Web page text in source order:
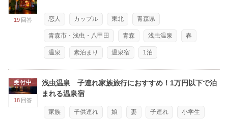
19 回答 恋人 カップル 東北 青森県
青森市・浅虫・八甲田 青森 浅虫温泉 春
温泉 素泊まり 温泉宿 1泊
受付中
18 回答
浅虫温泉 子連れ家族旅行におすすめ！1万円以下で泊
まれる温泉宿
家族 子供連れ 娘 妻 子連れ 小学生